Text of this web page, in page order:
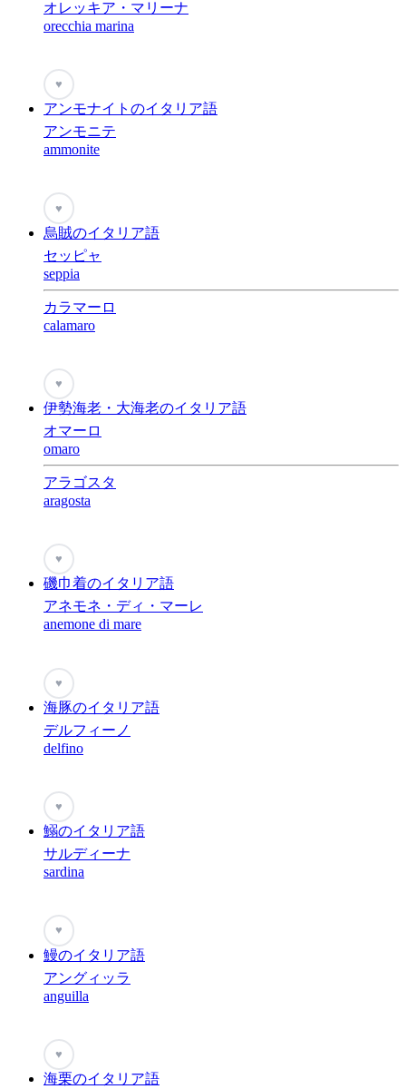
オレッキア・マリーナ
orecchia marina
♥
アンモナイトのイタリア語
アンモニテ
ammonite
♥
烏賊のイタリア語
セッピャ
seppia
カラマーロ
calamaro
♥
伊勢海老・大海老のイタリア語
オマーロ
omaro
アラゴスタ
aragosta
♥
磯巾着のイタリア語
アネモネ・ディ・マーレ
anemone di mare
♥
海豚のイタリア語
デルフィーノ
delfino
♥
鰯のイタリア語
サルディーナ
sardina
♥
鰻のイタリア語
アングィッラ
anguilla
♥
海栗のイタリア語